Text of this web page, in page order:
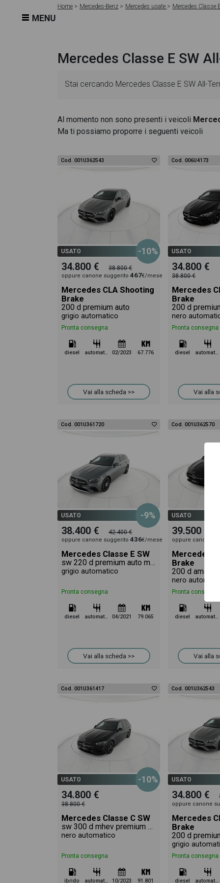
MENU
Home Mercedes-Benz Mercedes usate Mercedes Classe
Mercedes Classe E SW
Stai cercando Mercedes Classe E SW All-
come l'alimentazione, dati tecnici, dotazioni
Terrain dispone di una ricca gallery
Mercedes Classe E SW All-Terrain troverai
Al momento non sono presenti i veicoli
Ma ti possiamo proporre i seguenti veicoli
Cod. 001U362543
USATO -10%
34.800 € 38.800 €
oppure canone suggerito 467€/mese
Mercedes CLA Shooting
Brake
200 d premium auto
grigio automatico
Pronta consegna
diesel automatico 02/2023 67.776
Vai alla scheda >>
Cod. 006U4173
USATO
34.800 €
38.800 €
Mercedes
Brake
200 d
nero
Pronta consegna
diesel automatico
Vai alla
Cod. 001U361720
USATO -9%
38.400 € 42.400 €
oppure canone suggerito 436€/mese
Mercedes Classe E SW
grigio automatico
Pronta consegna
diesel automatico 04/2021 79.065
Vai alla scheda >>
Cod. 001U362570
USATO
39.500 €
oppure canone
Mercedes
Brake
nero
Pronta consegna
diesel automatico
Vai alla
Cod. 001U361417
USATO -10%
34.800 €
38.800 €
Mercedes Classe C SW
nero automatico
Pronta consegna
ibrido automatico 10/2023 91.801
Cod. 001U362543
USATO
34.800 €
oppure canone
Mercedes
Brake
200 d
grigio
Pronta consegna
diesel automatico